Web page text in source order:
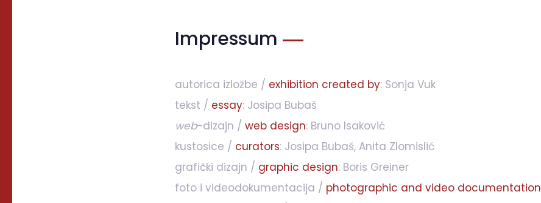
Impressum
autorica izložbe / exhibition created by: Sonja Vuk
tekst / essay: Josipa Bubaš
web-dizajn / web design: Bruno Isaković
kustosice / curators: Josipa Bubaš, Anita Zlomislić
grafički dizajn / graphic design: Boris Greiner
foto i videodokumentacija / photographic and video documentation